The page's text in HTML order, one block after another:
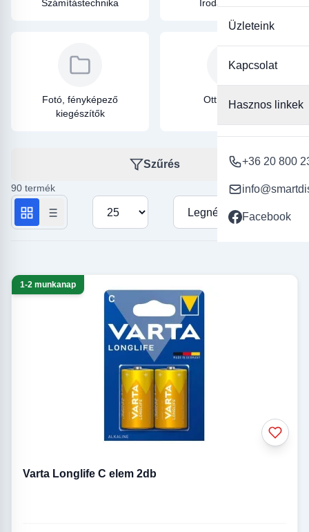
Üzleteink
Kapcsolat
Hasznos linkek
+36 20 800
Facebook
Számítástechnika Irodatechnika
Fotó, fényképező
kiegészítők
Otthon, kert
Szűrés
90 termék
Termékek száma oldalanként
Rendezés
1-2 munkanap
Varta Longlife C elem 2db